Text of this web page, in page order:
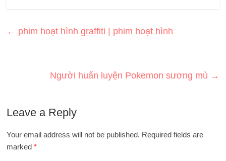
← phim hoạt hình graffiti | phim hoạt hình
Người huấn luyện Pokemon sương mù →
Leave a Reply
Your email address will not be published. Required fields are
marked*